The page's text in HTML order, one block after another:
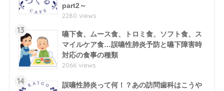
part2～
2280 views
13
嚥下食、ムース食、トロミ食、ソフト食、ス
マイルケア食…誤嚥性肺炎予防と嚥下障害時
対応の食事の種類
2066 views
14
誤嚥性肺炎って何！？あの訪問歯科はこうや